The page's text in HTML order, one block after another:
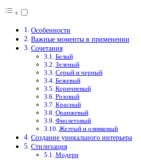
Особенности
Важные моменты в применении
Сочетания
Белый
Зеленый
Серый и черный
Бежевый
Коричневый
Розовый
Красный
Оранжевый
Фиолетовый
Желтый и оливковый
Создание уникального интерьера
Стилизация
Модерн